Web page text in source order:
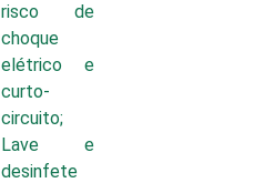
risco de
choque
elétrico e
curto-
circuito;
Lave e
desinfete